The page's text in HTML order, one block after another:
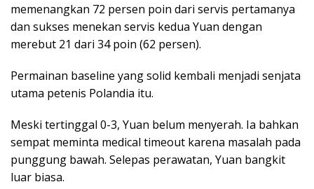
memenangkan 72 persen poin dari servis pertamanya
dan sukses menekan servis kedua Yuan dengan
merebut 21 dari 34 poin (62 persen).
Permainan baseline yang solid kembali menjadi senjata
utama petenis Polandia itu.
Meski tertinggal 0-3, Yuan belum menyerah. Ia bahkan
sempat meminta medical timeout karena masalah pada
punggung bawah. Selepas perawatan, Yuan bangkit
luar biasa.